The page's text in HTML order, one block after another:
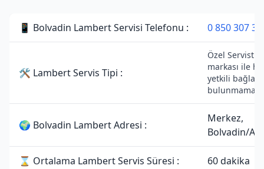
📱 Bolvadin Lambert Servisi Telefonu : 0 850 307
🛠 Lambert Servis Tipi :
Özel
markası ile
yetkili
🌍 Bolvadin Lambert Adresi :
Merkez,
Bolvadin/
⌛ Ortalama Lambert Servis Süresi : 60 dakika